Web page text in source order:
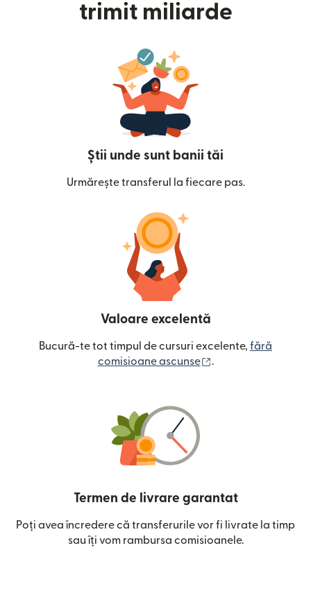
trimit miliarde
Știi unde sunt banii tăi
Urmărește transferul la fiecare pas.
Valoare excelentă
Bucură-te tot timpul de cursuri excelente, fără
comisioane ascunse
.
Termen de livrare garantat
Poți avea încredere că transferurile vor fi livrate la timp
sau îți vom rambursa comisioanele.